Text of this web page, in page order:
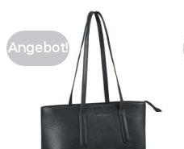
Angebot!